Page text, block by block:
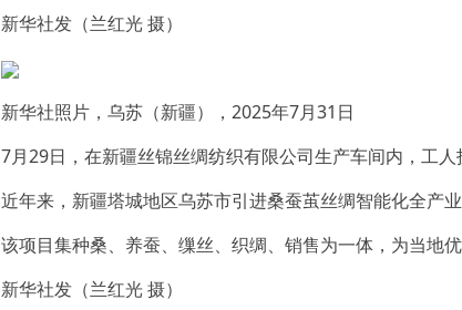
新华社发（兰红光 摄）
新华社照片，乌苏（新疆），2025年7月31日
7月29日，在新疆丝锦丝绸纺织有限公司生产车间内，工人
近年来，新疆塔城地区乌苏市引进桑蚕茧丝绸智能化全产
该项目集种桑、养蚕、缫丝、织绸、销售为一体，为当地
新华社发（兰红光 摄）